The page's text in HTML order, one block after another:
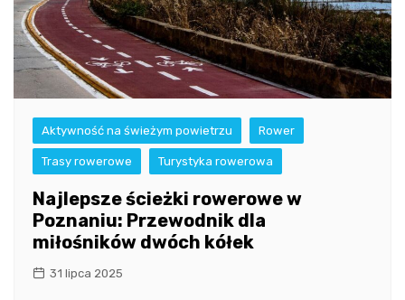
Aktywność na świeżym powietrzu Rower
Trasy rowerowe Turystyka rowerowa
Najlepsze ścieżki rowerowe w
Poznaniu: Przewodnik dla
miłośników dwóch kółek
31 lipca 2025